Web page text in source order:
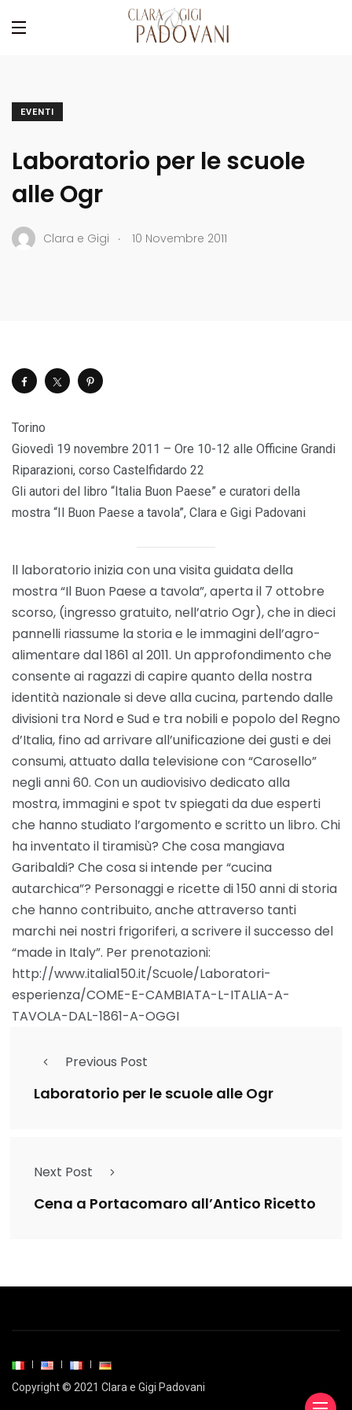
EVENTI
Laboratorio per le scuole
alle Ogr
Clara e Gigi . 10 Novembre 2011
Torino
Giovedì 19 novembre 2011 – Ore 10-12 alle Officine Grandi
Riparazioni, corso Castelfidardo 22
Gli autori del libro “Italia Buon Paese” e curatori della
mostra “Il Buon Paese a tavola”, Clara e Gigi Padovani
ll laboratorio inizia con una visita guidata della
mostra “Il Buon Paese a tavola”, aperta il 7 ottobre
scorso, (ingresso gratuito, nell’atrio Ogr), che in dieci
pannelli riassume la storia e le immagini dell’agro-
alimentare dal 1861 al 2011. Un approfondimento che
consente ai ragazzi di capire quanto della nostra
identità nazionale si deve alla cucina, partendo dalle
divisioni tra Nord e Sud e tra nobili e popolo del Regno
d’Italia, fino ad arrivare all’unificazione dei gusti e dei
consumi, attuato dalla televisione con “Carosello”
negli anni 60. Con un audiovisivo dedicato alla
mostra, immagini e spot tv spiegati da due esperti
che hanno studiato l’argomento e scritto un libro. Chi
ha inventato il tiramisù? Che cosa mangiava
Garibaldi? Che cosa si intende per “cucina
autarchica”? Personaggi e ricette di 150 anni di storia
che hanno contribuito, anche attraverso tanti
marchi nei nostri frigoriferi, a scrivere il successo del
“made in Italy”. Per prenotazioni:
http://www.italia150.it/Scuole/Laboratori-
esperienza/COME-E-CAMBIATA-L-ITALIA-A-
TAVOLA-DAL-1861-A-OGGI
Previous Post
Laboratorio per le scuole alle Ogr
Next Post
Cena a Portacomaro all’Antico Ricetto
Copyright © 2021 Clara e Gigi Padovani